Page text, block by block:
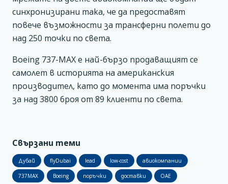
синхронизирани така, че да предоставят
повече възможности за трансферни полети до
над 250 точки по света.
Boeing 737-MAX е най-бързо продаващият се
самолет в историята на американския
производител, като до момента има поръчки
за над 3800 броя от 89 клиенти по света.
Свързани теми
Дубай flyDubai lead low-cost авиокомпании
737MAX Boeing поръчки доставки ОАЕ